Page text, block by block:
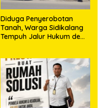
Diduga Penyerobotan
Tanah, Warga Sidikalang
Tempuh Jalur Hukum demi